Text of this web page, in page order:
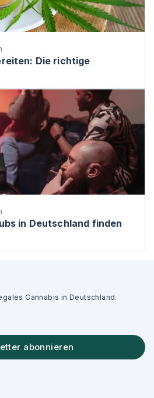
Die richtige
in Deutschland finden
Cannabis in Deutschland.
abonnieren